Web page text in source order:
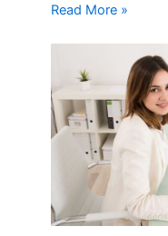
Read More »